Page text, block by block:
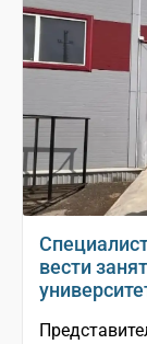
вести